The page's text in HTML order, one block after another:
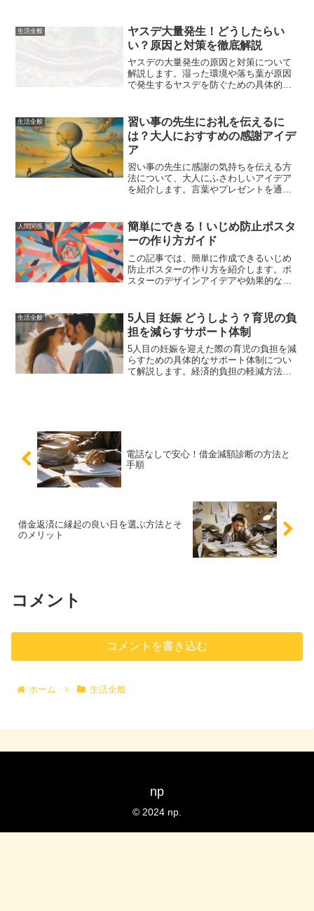
す。
生活全般
ヤスデ大量発生！どうしたらい
い？原因と対策を徹底解説
ヤスデの大量発生の原因と対策について
解説します。湿った環境や落ち葉が原因
で発生するヤスデを防ぐための具体的な
生活全般
習い事の先生にお礼を伝えるに
は？大人におすすめの感謝アイデ
ア
習い事の先生に感謝の気持ちを伝える方
法について、大人にふさわしいアイデア
を紹介します。言葉やプレゼントを通じ
ギフトアイデアも満載です。
人間関係
簡単にできる！いじめ防止ポスタ
ーの作り方ガイド
この記事では、簡単に作成できるいじめ
防止ポスターの作り方を紹介します。ポ
スターのデザインアイデアや効果的な標
防止活動の広げ方について詳しく解説し
ます。
生活全般
5人目 妊娠 どうしよう？育児の負
担を減らすサポート体制
5人目の妊娠を迎えた際の育児の負担を減
らすための具体的なサポート体制につい
て解説します。経済的負担の軽減方法、
電話なしで安心！借金減額診断の方法と
手順
借金返済に縁起の良い日を選ぶ方法とそ
のメリット
コメント
コメントを書き込む
ホーム 生活全般
np
© 2024 np.